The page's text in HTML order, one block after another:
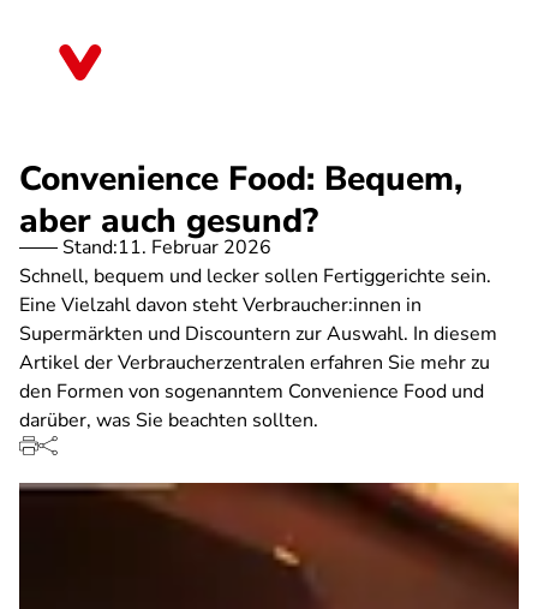
Convenience Food: Bequem,
aber auch gesund?
Stand:11. Februar 2026
Schnell, bequem und lecker sollen Fertiggerichte sein.
Eine Vielzahl davon steht Verbraucher:innen in
Supermärkten und Discountern zur Auswahl. In diesem
Artikel der Verbraucherzentralen erfahren Sie mehr zu
den Formen von sogenanntem Convenience Food und
darüber, was Sie beachten sollten.